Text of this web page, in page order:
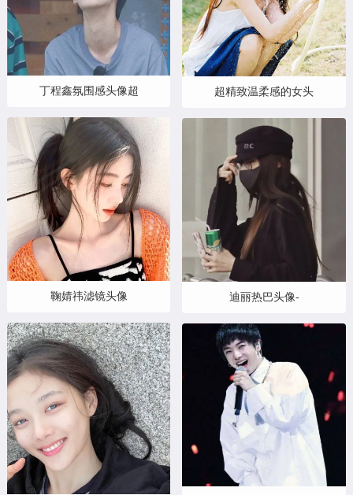
丁程鑫氛围感头像超
鞠婧祎滤镜头像
超精致温柔感的女头
迪丽热巴头像-